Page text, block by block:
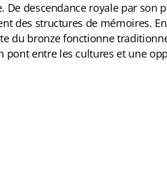
De descendance royale par son
des structures de mémoires.
du bronze fonctionne
pont entre les cultures et une